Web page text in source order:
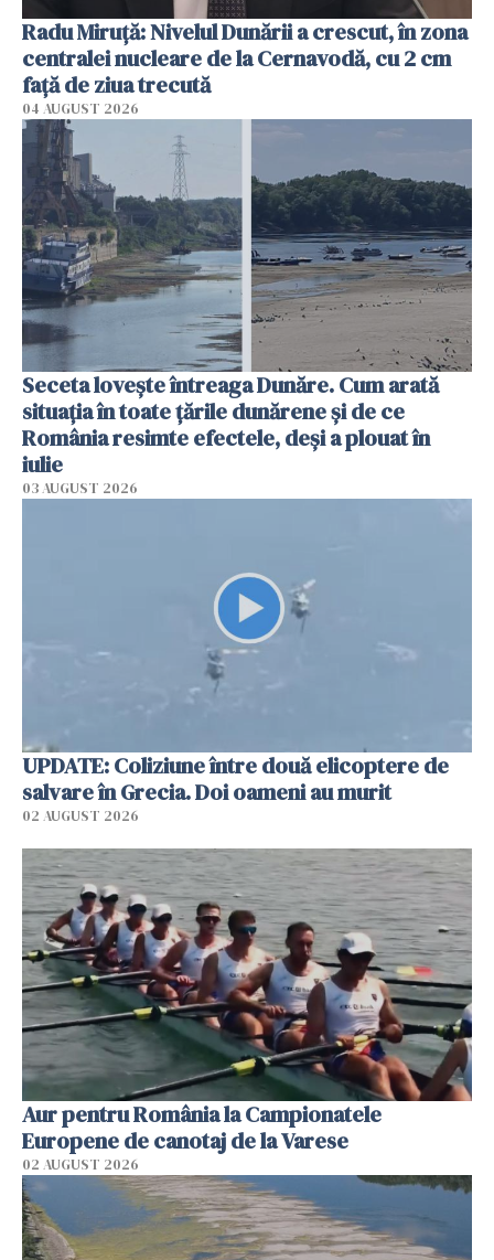
Radu Miruţă: Nivelul Dunării a crescut, în zona
centralei nucleare de la Cernavodă, cu 2 cm
faţă de ziua trecută
04 AUGUST 2026
Seceta lovește întreaga Dunăre. Cum arată
situația în toate țările dunărene și de ce
România resimte efectele, deși a plouat în
iulie
03 AUGUST 2026
UPDATE: Coliziune între două elicoptere de
salvare în Grecia. Doi oameni au murit
02 AUGUST 2026
Aur pentru România la Campionatele
Europene de canotaj de la Varese
02 AUGUST 2026